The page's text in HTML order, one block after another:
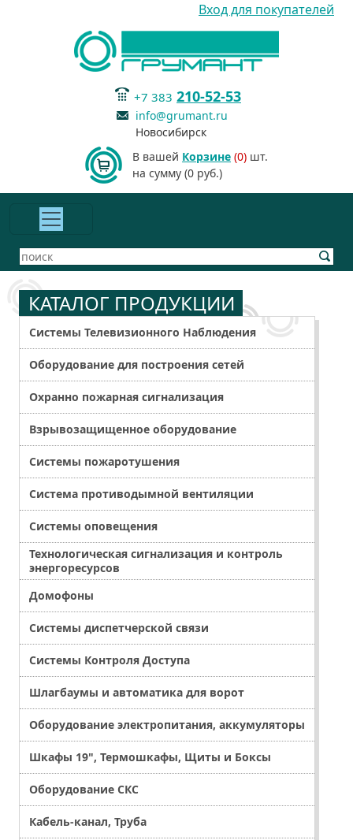
Вход для покупателей
+7 383 210-52-53
info@grumant.ru
Новосибирск
В вашей Корзине (0) шт.
на сумму (0 руб.)
КАТАЛОГ ПРОДУКЦИИ
Системы Телевизионного Наблюдения
Оборудование для построения сетей
Охранно пожарная сигнализация
Взрывозащищенное оборудование
Системы пожаротушения
Система противодымной вентиляции
Системы оповещения
Технологическая сигнализация и контроль
энергоресурсов
Домофоны
Системы диспетчерской связи
Системы Контроля Доступа
Шлагбаумы и автоматика для ворот
Оборудование электропитания, аккумуляторы
Шкафы 19", Термошкафы, Щиты и Боксы
Оборудование СКС
Кабель-канал, Труба